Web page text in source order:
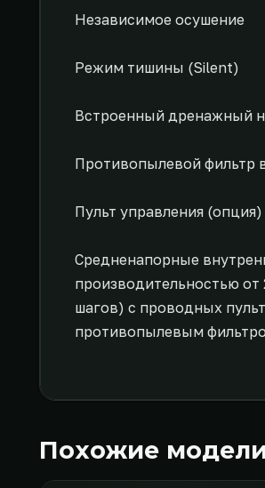
Независимое осушение
Режим тишины (Silent)
Встроенный дренажный
Противопылевой фильтр
Пульт управления (опция)
Средненапорные
производительностью
шагов) с проводных
противопылевым
Похожие